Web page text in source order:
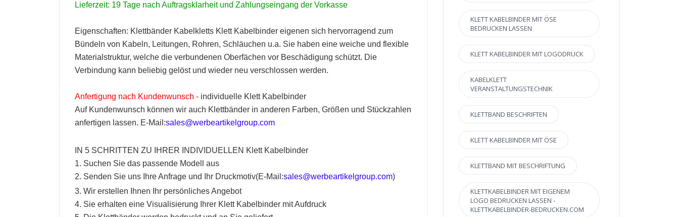
Lieferzeit: 19 Tage nach Auftragsklarheit und Zahlungseingang der Vorkasse
Eigenschaften: Klettbänder Kabelkletts KlettKabelbinder eigenen sich hervorragend zum
Bündeln von Kabeln, Leitungen, Rohren, Schläuchen u.a. Sie haben eine weiche und flexible
Materialstruktur, welche die verbundenen Oberfächen vor Beschädigung schützt. Die
Verbindung kann beliebig gelöst und wieder neu verschlossen werden.
Anfertigung nach Kundenwunsch - individuelle Klett Kabelbinder
Auf Kundenwunsch können wir auch Klettbänder in anderen Farben, Größen und Stückzahlen
anfertigen lassen. E-Mail:sales@werbeartikelgroup.com
IN 5 SCHRITTEN ZU IHRER INDIVIDUELLEN KlettKabelbinder
1. Suchen Sie das passende Modell aus
2. Senden Sie uns Ihre Anfrage und Ihr Druckmotiv(E-Mail:sales@werbeartikelgroup.com)
3. Wir erstellen Ihnen Ihr persönliches Angebot
4. Sie erhalten eine Visualisierung Ihrer KlettKabelbinder mit Aufdruck
KLETT KABELBINDER MIT ÖSE
BEDRUCKEN LASSEN
KLETT KABELBINDER MIT LOGODRUCK
KABELKLETT
VERANSTALTUNGSTECHNIK
KLETTBAND BESCHRIFTEN
KLETT KABELBINDER MIT ÖSE
KLETTBAND MIT BESCHRIFTUNG
KLETTKABELBINDER MIT EIGENEM
LOGO BEDRUCKEN LASSEN -
KLETTKABELBINDER-BEDRUCKEN.COM